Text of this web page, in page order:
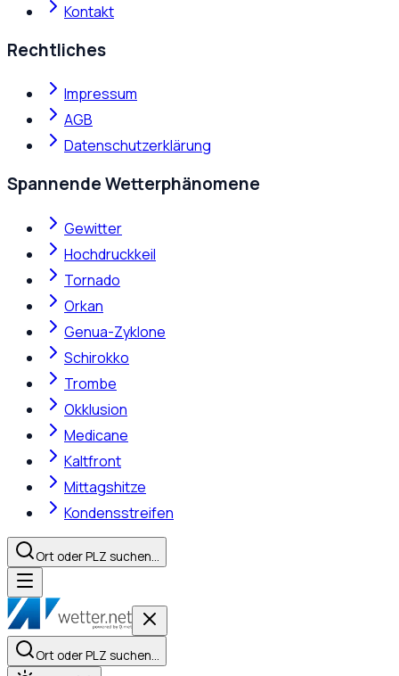
Kontakt
Rechtliches
Impressum
AGB
Datenschutzerklärung
Spannende Wetterphänomene
Gewitter
Hochdruckkeil
Tornado
Orkan
Genua-Zyklone
Schirokko
Trombe
Okklusion
Medicane
Kaltfront
Mittagshitze
Kondensstreifen
Ort oder PLZ suchen…
Ort oder PLZ suchen…